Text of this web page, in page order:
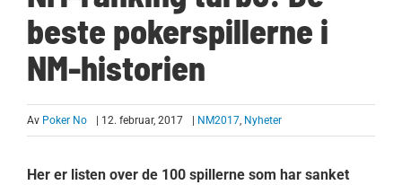
beste pokerspillerne i
NM-historien
Av Poker No | 12. februar, 2017 NM2017, Nyheter
Her er listen over de 100 spillerne som har sanket